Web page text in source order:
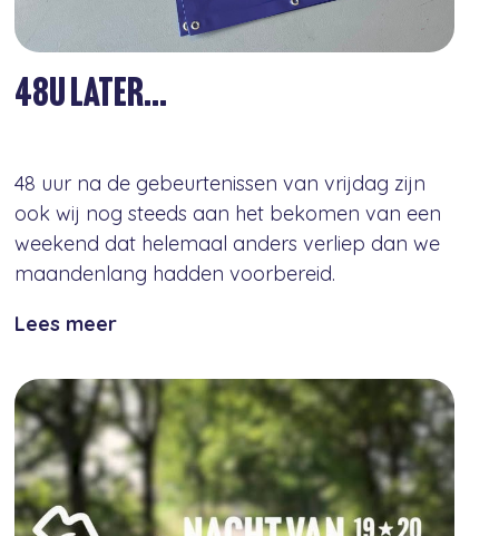
48u later...
48 uur na de gebeurtenissen van vrijdag zijn
ook wij nog steeds aan het bekomen van een
weekend dat helemaal anders verliep dan we
maandenlang hadden voorbereid.
Lees meer